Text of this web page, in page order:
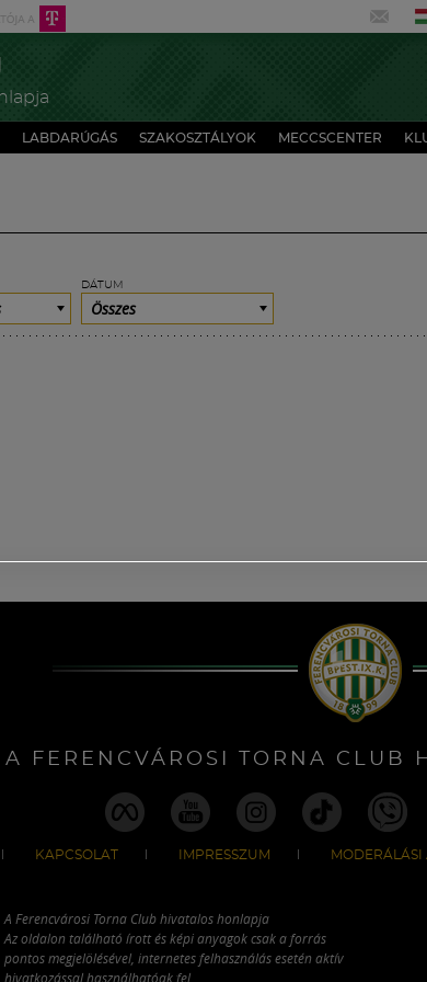
LABDARÚGÁS SZAKOSZTÁLYOK MECCSCENTER
DÁTUM
Összes
A FERENCVÁROSI TORNA CLUB
KAPCSOLAT IMPRESSZUM MODERÁLÁSI
A Ferencvárosi Torna Club hivatalos honlapja
Az oldalon található írott és képi anyagok csak a forrás
pontos megjelölésével, internetes felhasználás esetén aktív
hivatkozással használhatóak fel.